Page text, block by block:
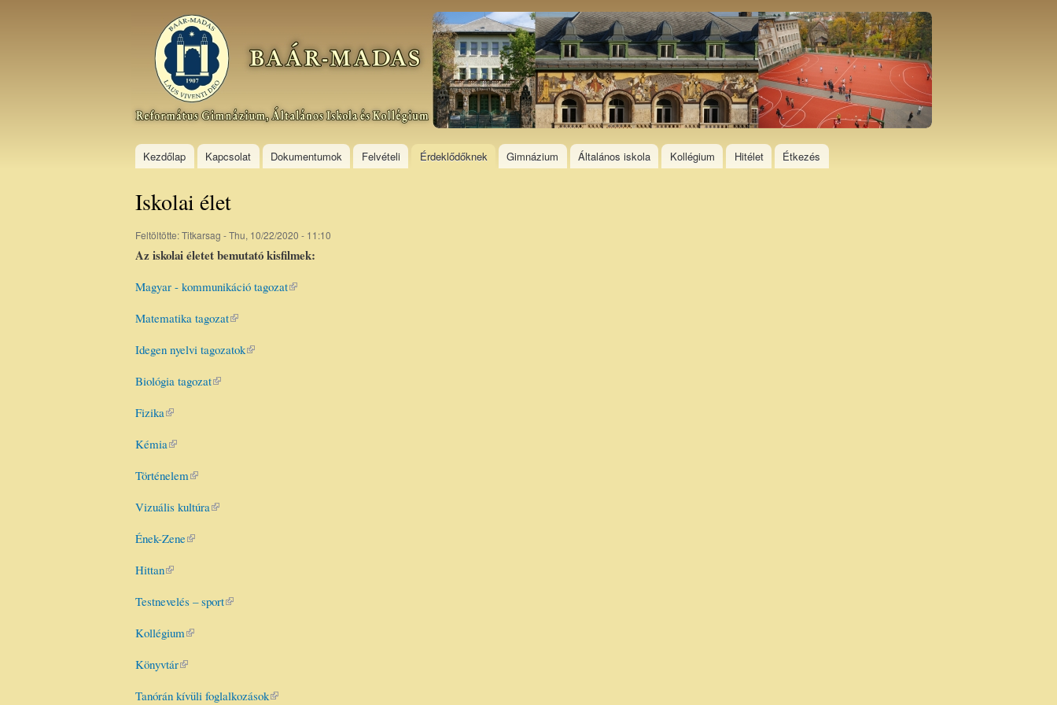
Skip to
main
content
Baár–
Madas
Református
Gimnázium,
Általános
Kollégium
Kezdőlap Kapcsolat Dokumentumok Felvételi Érdeklődőknek Gimnázium Általános iskola Kollégium Hitélet Étkezés
Iskolai élet
Feltöltötte:Titkarsag - Thu, 10/22/2020 - 11:10
Az iskolai életet bemutató kisfilmek:
Magyar - kommunikáció tagozat(link is
Matematika tagozat(link is
Idegen nyelvi tagozatok(link is
Biológia tagozat(link is
Fizika(link is
Kémia(link is
Történelem(link is
Vizuális kultúra(link is
Ének-Zene(link is
Hittan(link is
Testnevelés – sport(link is
Kollégium(link is
Könyvtár(link is
Tanórán kívüli foglalkozások(link is